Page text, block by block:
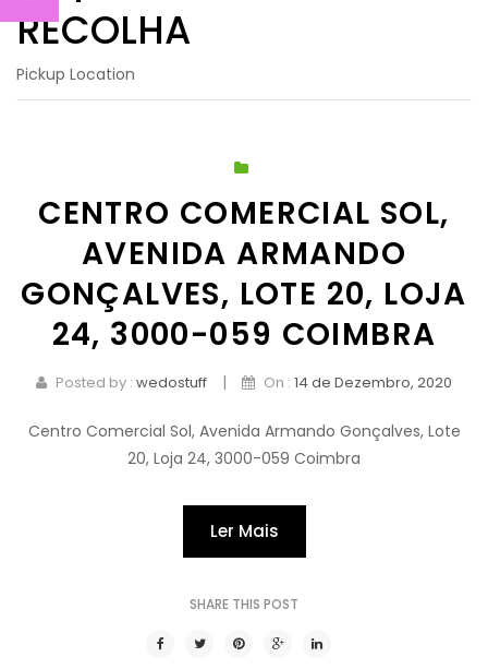
BOUQUETS
CESTOS
Cestos Especiais
FÚNEBRES
RECOLHA
Pickup Location
CENTRO COMERCIAL SOL,
AVENIDA ARMANDO
GONÇALVES, LOTE 20, LOJA
24, 3000-059 COIMBRA
Posted by : wedostuff | On : 14 de Dezembro, 2020
Centro Comercial Sol, Avenida Armando Gonçalves, Lote
20, Loja 24, 3000-059 Coimbra
Ler Mais
SHARE THIS POST